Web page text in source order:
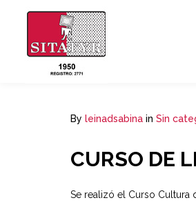
By leinadsabina in Sin
CURSO DE
Se realizó el Curso Cultura